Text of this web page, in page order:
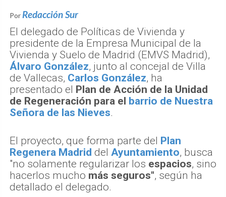
Por Redacción Sur
El delegado de Políticas de Vivienda y
presidente de la Empresa Municipal de la
Vivienda y Suelo de Madrid (EMVS Madrid),
Álvaro González, junto al concejal de Villa
de Vallecas, Carlos González, ha
presentado el Plan de Acción de la Unidad
de Regeneración para el barrio de Nuestra
Señora de las Nieves.
El proyecto, que forma parte del Plan
Regenera Madrid del Ayuntamiento, busca
"no solamente regularizar los espacios, sino
hacerlos mucho más seguros", según ha
detallado el delegado.